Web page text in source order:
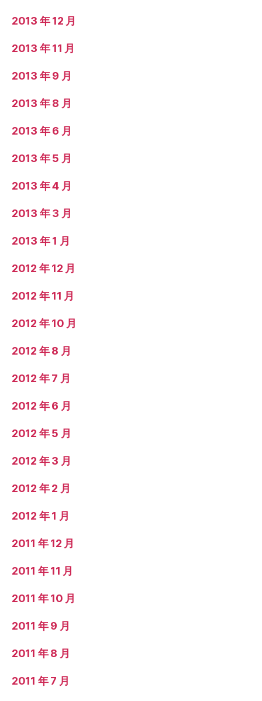
2013 年 12 月
2013 年 11 月
2013 年 9 月
2013 年 8 月
2013 年 6 月
2013 年 5 月
2013 年 4 月
2013 年 3 月
2013 年 1 月
2012 年 12 月
2012 年 11 月
2012 年 10 月
2012 年 8 月
2012 年 7 月
2012 年 6 月
2012 年 5 月
2012 年 3 月
2012 年 2 月
2012 年 1 月
2011 年 12 月
2011 年 11 月
2011 年 10 月
2011 年 9 月
2011 年 8 月
2011 年 7 月